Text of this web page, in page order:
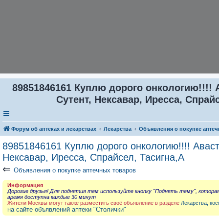
89851846161 Куплю дорого онкологию!!!!
Сутент, Нексавар, Иресса,
Форум об аптеках и лекарствах Лекарства Объявления о покупке
89851846161 Куплю дорого онкологию!!!!
Нексавар, Иресса, Спрайсел, Тасигна,А
⇐ Объявления о покупке аптечных товаров
Информация
Дорогие друзья! Для поднятия тем используйте кнопку "Поднять тему",
время доступна каждые 30 минут
Жители Москвы могут также разместить своё объявление в разделе Лекарства,
на сайте объявлений аптеки "Столички"